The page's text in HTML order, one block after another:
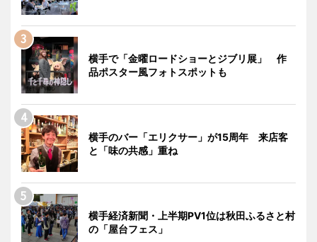
横手で「金曜ロードショーとジブリ展」 作
品ポスター風フォトスポットも
横手のバー「エリクサー」が15周年 来店客
と「味の共感」重ね
横手経済新聞・上半期PV1位は秋田ふるさと村
の「屋台フェス」